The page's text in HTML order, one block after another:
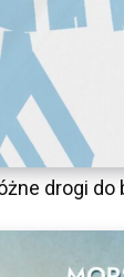
drogi do